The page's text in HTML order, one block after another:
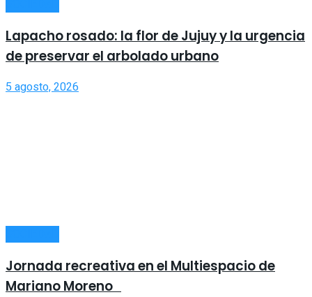
Lapacho rosado: la flor de Jujuy y la urgencia
de preservar el arbolado urbano
5 agosto, 2026
Jornada recreativa en el Multiespacio de
Mariano Moreno